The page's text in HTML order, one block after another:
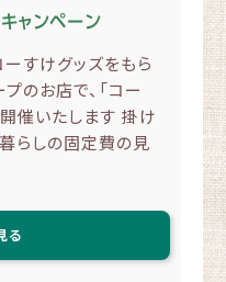
ャンペーン
ーすけグッズをもら
のお店で、「コー
催いたします 掛け
らしの固定費の見
る